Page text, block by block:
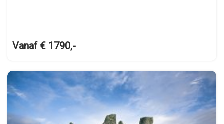
Vanaf € 1790,-